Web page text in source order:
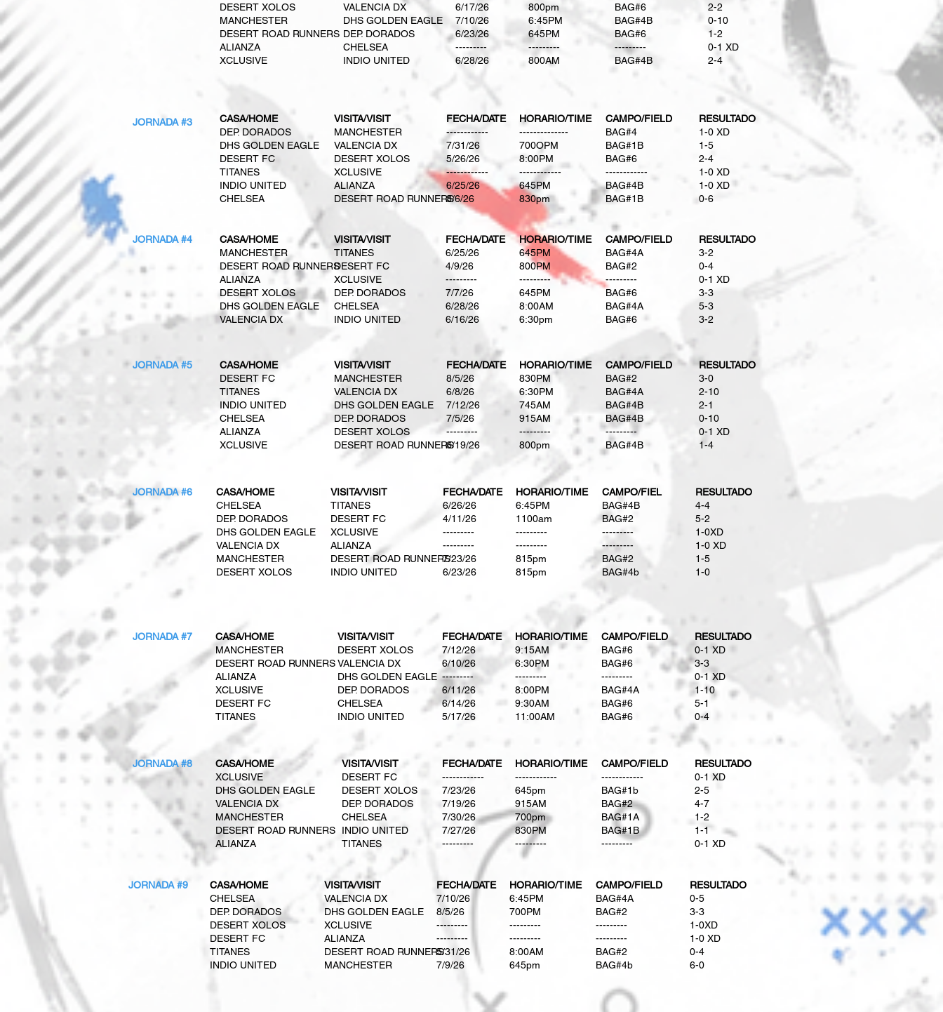
DESERT XOLOS
MANCHESTER
DESERT ROAD RUNNERS
ALIANZA
XCLUSIVE
VALENCIA DX
DHS GOLDEN EAGLE
DEP. DORADOS
CHELSEA
INDIO UNITED
6/17/26
​7/10/26
6/23/26
---------
​6/28/26
800pm
​6:45PM
645PM
---------
​800AM
BAG#6
BAG#4B
BAG#6
---------
BAG#4B
2-2
​0-10
1-2
​0-1 XD
​2-4
JORNADA #3
CASA/HOME
DEP. DORADOS
DHS GOLDEN EAGLE
DESERT FC
TITANES
INDIO UNITED
CHELSEA
VISITA/VISIT
MANCHESTER
VALENCIA DX
DESERT XOLOS
XCLUSIVE
ALIANZA
DESERT ROAD RUNNERS
FECHA/DATE
​------------
​7/31/26
5/26/26
​------------
6/25/26
​8/6/26
HORARIO/TIME
​--------------
​700OPM
8:00PM
​------------​
645PM
​830pm
CAMPO/FIELD
BAG#4
BAG#1B
BAG#6
​------------
BAG#4B
BAG#1B
RESULTADO
1-0 XD
1-5
2-4
​1-0 XD
1-0 XD
0-6​
JORNADA #4
CASA/HOME
MANCHESTER
DESERT ROAD RUNNERS
ALIANZA
DESERT XOLOS
DHS GOLDEN EAGLE
VALENCIA DX
VISITA/VISIT
TITANES
DESERT FC
XCLUSIVE
DEP. DORADOS
CHELSEA
INDIO UNITED
FECHA/DATE
​6/25/26
​4/9/26
​---------
​7/7/26
​6/28/26
6/16/26
HORARIO/TIME
645PM
800PM
---------
645PM
8:00AM
6:30pm
CAMPO/FIELD
BAG#4A
BAG#2
---------
BAG#6
BAG#4A
BAG#6
RESULTADO
3-2
0-4
0-1 XD
3-3
5-3
3-2
JORNADA #5
CASA/HOME
DESERT FC
TITANES
INDIO UNITED
CHELSEA
ALIANZA
XCLUSIVE
VISITA/VISIT
MANCHESTER
VALENCIA DX
DHS GOLDEN EAGLE
DEP. DORADOS
DESERT XOLOS
DESERT ROAD RUNNERS
FECHA/DATE
8/5/26
6/8/26
​7/12/26
​7/5/26
---------
6/19/26
HORARIO/TIME
830PM
6:30PM
​745AM
​915AM
---------
800pm
CAMPO/FIELD
BAG#2
BAG#4A
BAG#4B
BAG#4B
---------
BAG#4B
RESULTADO
3-0
2-10
​2-1
​0-10
​0-1 XD
1-4
JORNADA #6
CASA/HOME
CHELSEA
DEP. DORADOS
DHS GOLDEN EAGLE
VALENCIA DX
MANCHESTER
DESERT XOLOS
VISITA/VISIT
TITANES
DESERT FC
XCLUSIVE
ALIANZA
DESERT ROAD RUNNERS
INDIO UNITED
FECHA/DATE
​6/26/26
​4/11/26
---------
---------
​7/23/26
​6/23/26
HORARIO/TIME
​6:45PM
1100am​
---------
---------
​815pm
​815pm
CAMPO/FIEL
BAG#4B
BAG#2
---------
---------
BAG#2
BAG#4b
RESULTADO
​4-4
​5-2
​1-0XD
​1-0 XD
​1-5
1-0
JORNADA #7
CASA/HOME
MANCHESTER
DESERT ROAD RUNNERS
ALIANZA
XCLUSIVE
DESERT FC
TITANES
VISITA/VISIT
DESERT XOLOS
VALENCIA DX
DHS GOLDEN EAGLE
DEP. DORADOS
CHELSEA
INDIO UNITED
FECHA/DATE
7/12/26
6/10/26
---------
6/11/26
6/14/26
5/17/26
HORARIO/TIME
9:15AM
6:30PM
---------
8:00PM
9:30AM
11:00AM
CAMPO/FIELD
BAG#6
BAG#6
---------
BAG#4A
BAG#6
BAG#6
RESULTADO
0-1 XD
3-3
0-1 XD
1-10
5-1
0-4
JORNADA #8
CASA/HOME
XCLUSIVE
DHS GOLDEN EAGLE
VALENCIA DX
MANCHESTER
DESERT ROAD RUNNERS
ALIANZA
VISITA/VISIT
DESERT FC
DESERT XOLOS
DEP. DORADOS
CHELSEA
INDIO UNITED
TITANES
FECHA/DATE
​------------
​7/23/26
​7/19/26
​7/30/26
​7/27/26​
---------
HORARIO/TIME
​------------
​645pm​
​915AM
​700pm
​830PM​
---------
CAMPO/FIELD
​------------
BAG#1b
BAG#2
BAG#1A
BAG#1B
---------
RESULTADO
​0-1 XD
​2-5
4-7​
​1-2
​​1-1
0-1 XD
JORNADA #9
CASA/HOME
CHELSEA
DEP. DORADOS
DESERT XOLOS
DESERT FC
TITANES
INDIO UNITED
VISITA/VISIT
VALENCIA DX
DHS GOLDEN EAGLE
XCLUSIVE
ALIANZA
DESERT ROAD RUNNERS
MANCHESTER
FECHA/DATE
​7/10/26
​8/5/26
---------
---------
5/31/26
7/9/26
HORARIO/TIME
6:45PM
​700PM
---------
---------
8:00AM
645pm
CAMPO/FIELD
BAG#4A
BAG#2
---------
---------
BAG#2
BAG#4b
RESULTADO
​0-5
​3-3
​1-0XD
1-0 XD
0-4
6-0